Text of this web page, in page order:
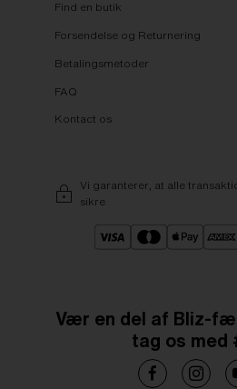
Find en butik
Forsendelse og Returnering
Betalingsmetoder
FAQ
Kontact os
Vi garanterer, at alle
sikre
Vær en del af Bliz-
tag os med